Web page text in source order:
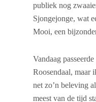
publiek nog
Sjongejonge, wat
Mooi, een
Vandaag
Roosendaal, maar
net zo’n beleving
meest van de tijd